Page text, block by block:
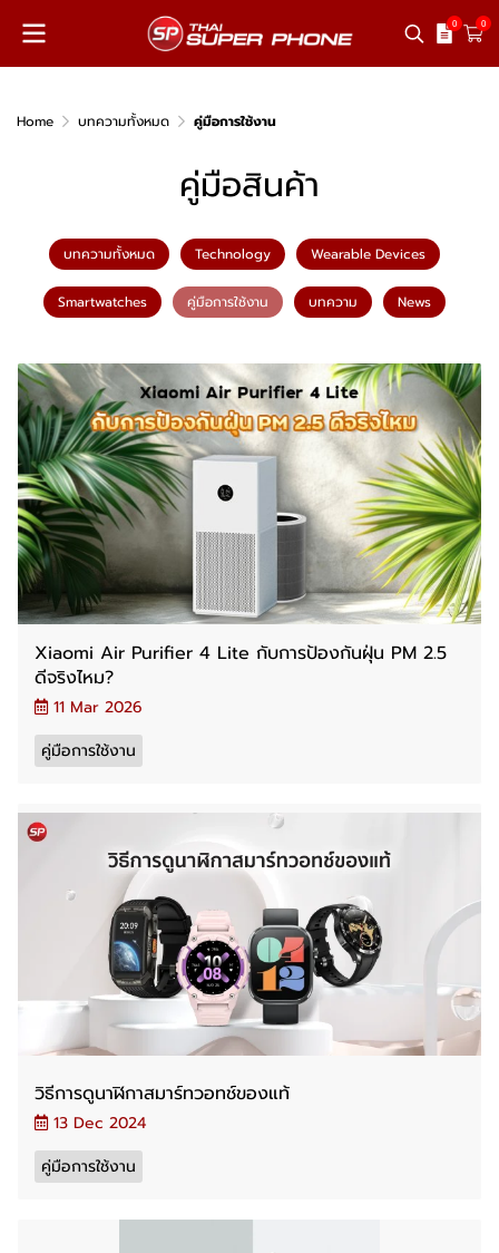
0 0
Home บทความทั้งหมด คู่มือการใช้งาน
คู่มือสินค้า
บทความทั้งหมด Technology Wearable Devices
Smartwatches คู่มือการใช้งาน บทความ News
Xiaomi Air Purifier 4 Lite กับการป้องกันฝุ่น PM 2.5
ดีจริงไหม?
11 Mar 2026
คู่มือการใช้งาน
วิธีการดูนาฬิกาสมาร์ทวอทช์ของแท้
13 Dec 2024
คู่มือการใช้งาน